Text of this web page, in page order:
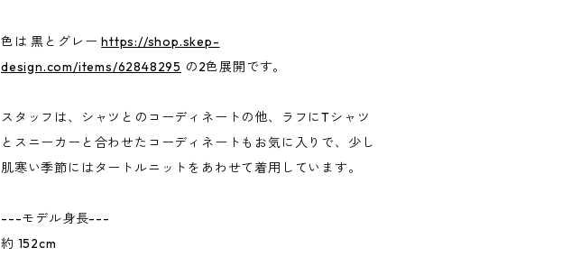
色は 黒とグレーhttps://shop.skep-
design.com/items/62848295 の2色展開です。
スタッフは、シャツとのコーディネートの他、ラフにTシャツ
とスニーカーと合わせたコーディネートもお気に入りで、少し
肌寒い季節にはタートルニットをあわせて着用しています。
---モデル身長---
約 152cm